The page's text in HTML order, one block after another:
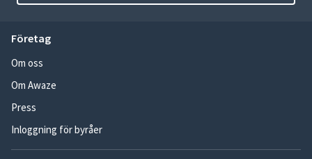
Företag
Om oss
Om Awaze
Press
Inloggning för byråer